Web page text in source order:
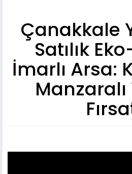
Çanakkale
Satılık
İmarlı Arsa:
Manzaralı